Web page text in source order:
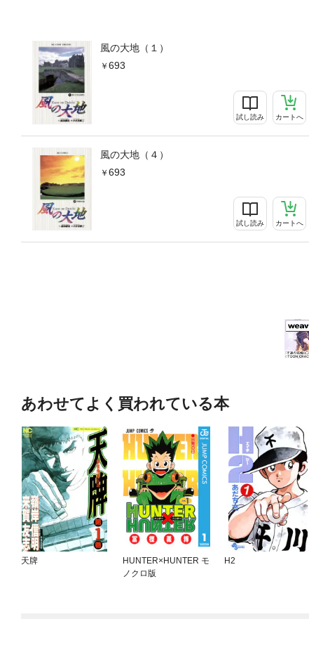
風の大地（１）
693
試し読み カートへ
風の大地（４）
693
試し読み カートへ
あわせてよく買われている本
天牌
HUNTER×HUNTER モ
ノクロ版
H2